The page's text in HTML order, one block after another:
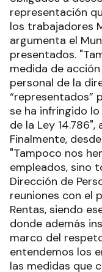
representación
los trabajadores
argumenta el
presentados.
medida de
personal de la
“representados”
se ha infringido
de la Ley
Finalmente,
"Tampoco nos
empleados, sino
Dirección de
reuniones con el
Rentas, siendo
donde además
marco del
entendemos los
las medidas que